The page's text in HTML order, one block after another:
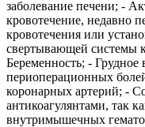
заболевание печени; -
кровотечение, недавно
кровотечения или
свертывающей системы
Беременность; -
периоперационных
коронарных артерий; -
антикоагулянтами, так
внутримышечных